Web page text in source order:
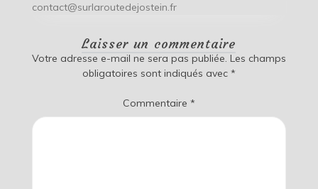
contact@surlaroutedejostein.fr
Laisser un commentaire
Votre adresse e-mail ne sera pas publiée. Les champs
obligatoires sont indiqués avec *
Commentaire *